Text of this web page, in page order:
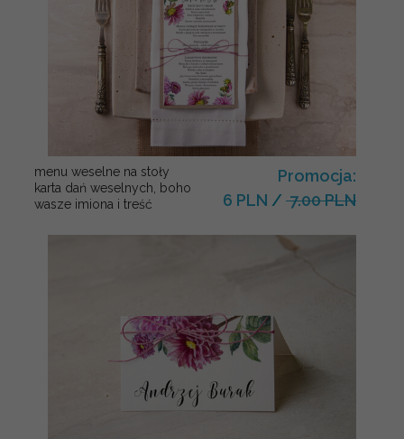
menu weselne na stoły
karta dań weselnych, boho
wasze imiona i treść
Promocja:
6 PLN / 7.00 PLN